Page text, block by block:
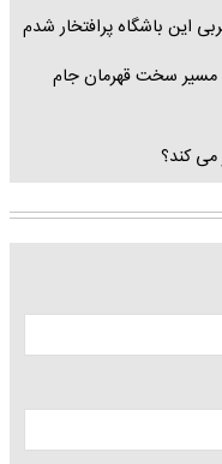
این باشگاه پرافتخار شدم
سخت قهرمان جام
می کند؟